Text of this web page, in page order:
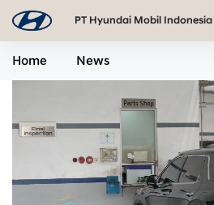
PT Hyundai Mobil Indonesia
Home News